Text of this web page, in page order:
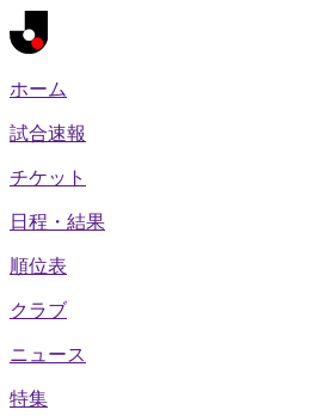
ホーム
試合速報
チケット
日程・結果
順位表
クラブ
ニュース
特集